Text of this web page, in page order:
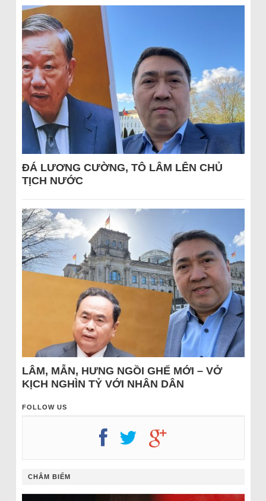
ĐÁ LƯƠNG CƯỜNG, TÔ LÂM LÊN CHỦ
TỊCH NƯỚC
LÂM, MẪN, HƯNG NGỒI GHẾ MỚI – VỞ
KỊCH NGHÌN TỶ VỚI NHÂN DÂN
FOLLOW US
CHÂM BIẾM